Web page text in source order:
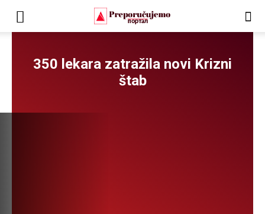
350 lekara zatražila novi Krizni
štab